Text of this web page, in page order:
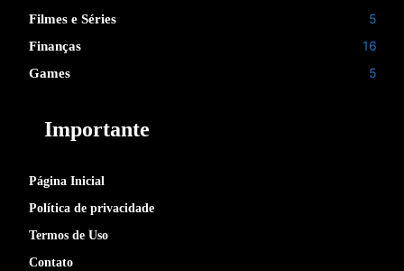
Filmes e Séries 5
Finanças 16
Games 5
Importante
Página Inicial
Política de privacidade
Termos de Uso
Contato